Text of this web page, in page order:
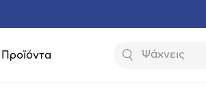
Προϊόντα Αναζήτηση